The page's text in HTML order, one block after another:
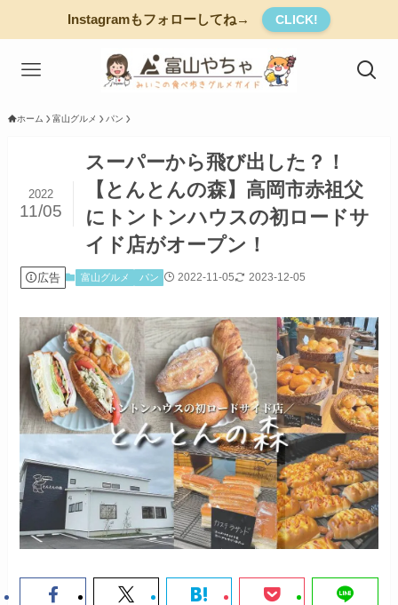
Instagramもフォローしてね→ CLICK!
ホーム 富山グルメ パン
スーパーから飛び出した？！
【とんとんの森】高岡市赤祖父
にトントンハウスの初ロードサ
イド店がオープン！
2022
11/05
広告 富山グルメ パン 2022-11-05 2023-12-05